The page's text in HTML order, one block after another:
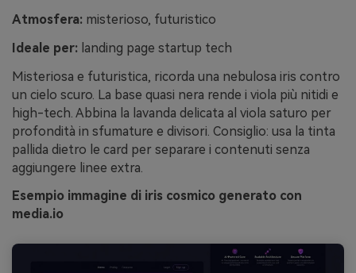
Atmosfera: misterioso, futuristico
Ideale per: landing page startup tech
Misteriosa e futuristica, ricorda una nebulosa iris contro
un cielo scuro. La base quasi nera rende i viola più nitidi e
high-tech. Abbina la lavanda delicata al viola saturo per
profondità in sfumature e divisori. Consiglio: usa la tinta
pallida dietro le card per separare i contenuti senza
aggiungere linee extra.
Esempio immagine di iris cosmico generato con
media.io